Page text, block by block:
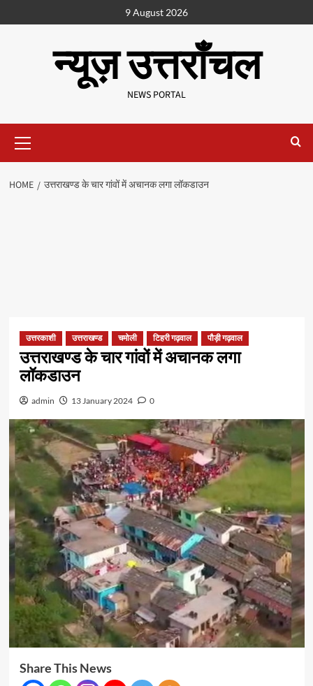
9 August 2026
न्यूज़ उत्तराँचल
NEWS PORTAL
HOME उत्तराखण्ड के चार गांवों में अचानक लगा लॉकडाउन
उत्तरकाशी उत्तराखण्ड चमोली टिहरी गढ़वाल पौड़ी गढ़वाल
उत्तराखण्ड के चार गांवों में अचानक लगा
लॉकडाउन
admin 13 January 2024 0
Share This News